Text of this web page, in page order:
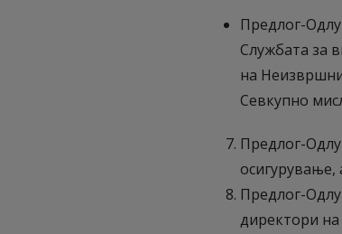
Предлог-
Службата за
на
Севкупно
Предлог-
осигурување,
Предлог-
директори